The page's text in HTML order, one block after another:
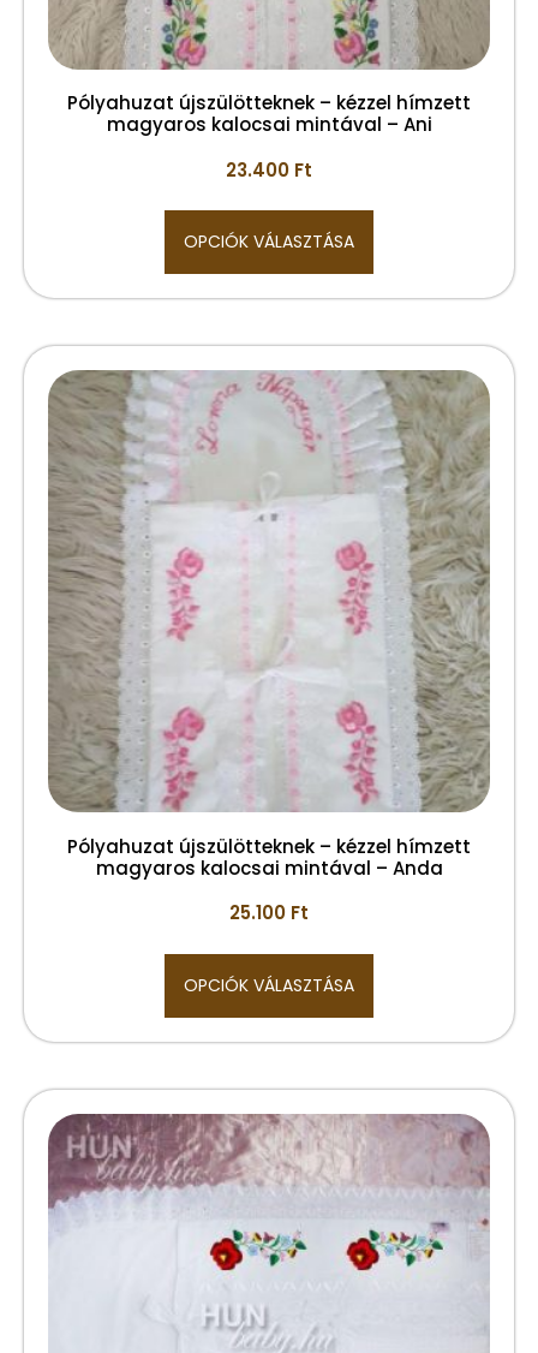
Pólyahuzat újszülötteknek – kézzel hímzett
magyaros kalocsai mintával – Ani
23.400 Ft
OPCIÓK VÁLASZTÁSA
Pólyahuzat újszülötteknek – kézzel hímzett
magyaros kalocsai mintával – Anda
25.100 Ft
OPCIÓK VÁLASZTÁSA